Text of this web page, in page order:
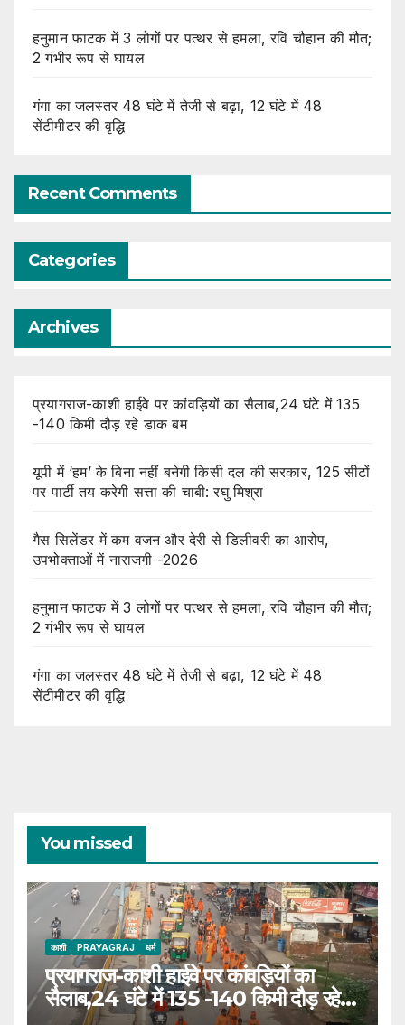
हनुमान फाटक में 3 लोगों पर पत्थर से हमला, रवि चौहान की मौत;
2 गंभीर रूप से घायल
गंगा का जलस्तर 48 घंटे में तेजी से बढ़ा, 12 घंटे में 48
सेंटीमीटर की वृद्धि
Recent Comments
Categories
Archives
प्रयागराज-काशी हाईवे पर कांवड़ियों का सैलाब,24 घंटे में 135
-140 किमी दौड़ रहे डाक बम
यूपी में ‘हम’ के बिना नहीं बनेगी किसी दल की सरकार, 125 सीटों
पर पार्टी तय करेगी सत्ता की चाबी: रघु मिश्रा
गैस सिलेंडर में कम वजन और देरी से डिलीवरी का आरोप,
उपभोक्ताओं में नाराजगी -2026
हनुमान फाटक में 3 लोगों पर पत्थर से हमला, रवि चौहान की मौत;
2 गंभीर रूप से घायल
गंगा का जलस्तर 48 घंटे में तेजी से बढ़ा, 12 घंटे में 48
सेंटीमीटर की वृद्धि
You missed
काशी PRAYAGRAJ धर्म
प्रयागराज-काशी हाईवे पर कांवड़ियों का
सैलाब,24 घंटे में 135 -140 किमी दौड़ रहे